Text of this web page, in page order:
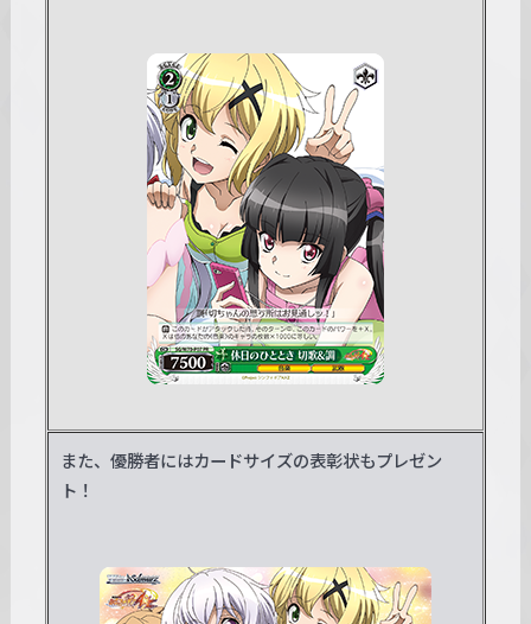
また、優勝者にはカードサイズの表彰状もプレゼン
ト！